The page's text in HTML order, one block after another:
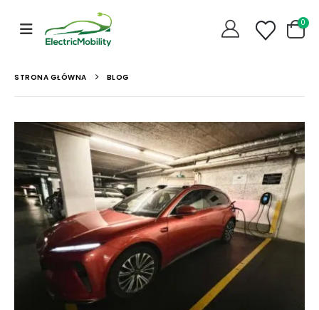
0
STRONA GŁÓWNA BLOG